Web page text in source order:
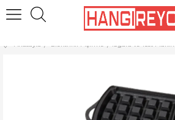
Anasayfa Elektrikli Pişirme Izgara ve Tost